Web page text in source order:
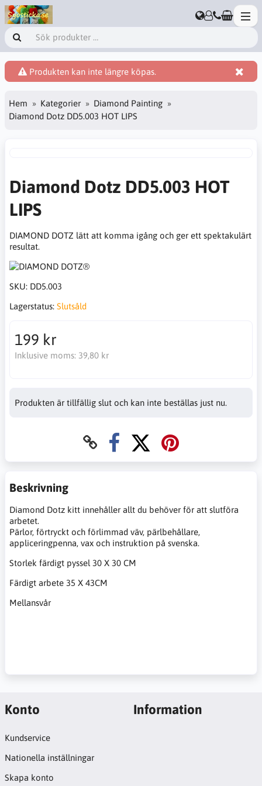
Produkten kan inte längre köpas.
Hem Kategorier
Diamond Painting
Diamond Dotz DD5.003 HOT LIPS
Diamond Dotz DD5.003 HOT
LIPS
DIAMOND DOTZ lätt att komma igång och ger ett spektakulärt
resultat.
SKU: DD5.003
Lagerstatus: Slutsåld
199 kr
Inklusive moms: 39,80 kr
Produkten är tillfällig slut och kan inte beställas just nu.
Beskrivning
Diamond Dotz kitt innehåller allt du behöver för att slutföra
arbetet.
Pärlor, förtryckt och förlimmad väv, pärlbehållare,
appliceringpenna, vax och instruktion på svenska.
Storlek färdigt pyssel 30 X 30 CM
Färdigt arbete 35 X 43CM
Mellansvår
Konto
Kundservice
Nationella inställningar
Skapa konto
Information